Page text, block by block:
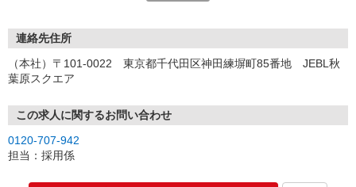
受付時間/平日9:00〜19:00
【来場登録（目安1時間30分）】
▼Step2 全国にあるお仕事の中から、あなたにピッタリのお仕事を
ご案内
▼Step3 就業前に職場見学で気になる事はしっかりチェック！
連絡先住所
（本社）〒101-0022 東京都千代田区神田練塀町85番地 JEBL秋
葉原スクエア
この求人に関するお問い合わせ
0120-707-942
担当：採用係